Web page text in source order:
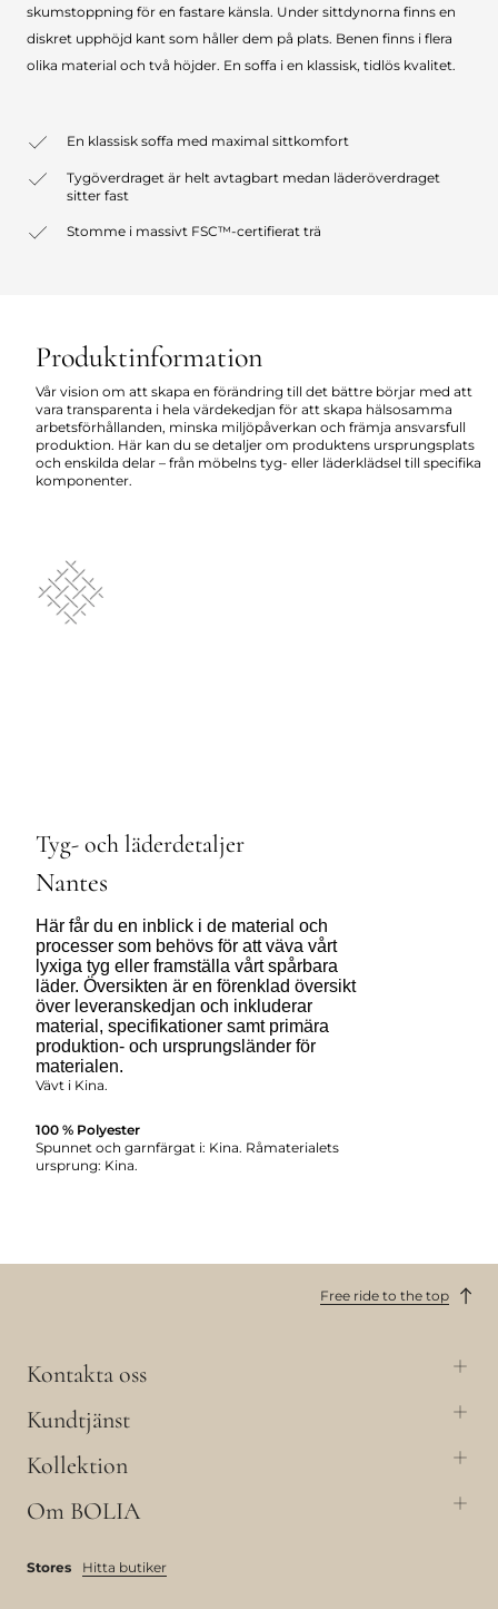
skumstoppning för en fastare känsla. Under sittdynorna finns en
diskret upphöjd kant som håller dem på plats. Benen finns i flera
olika material och två höjder. En soffa i en klassisk, tidlös kvalitet.
En klassisk soffa med maximal sittkomfort
Tygöverdraget är helt avtagbart medan läderöverdraget
sitter fast
Stomme i massivt FSC™-certifierat trä
Produktinformation
Vår vision om att skapa en förändring till det bättre börjar med att
vara transparenta i hela värdekedjan för att skapa hälsosamma
arbetsförhållanden, minska miljöpåverkan och främja ansvarsfull
produktion. Här kan du se detaljer om produktens ursprungsplats
och enskilda delar – från möbelns tyg- eller läderklädsel till specifika
komponenter.
Tyg- och läderdetaljer
Nantes
Här får du en inblick i de material och
processer som behövs för att väva vårt
lyxiga tyg eller framställa vårt spårbara
läder. Översikten är en förenklad översikt
över leveranskedjan och inkluderar
material, specifikationer samt primära
produktion- och ursprungsländer för
materialen.
Vävt i Kina.
100 % Polyester
Spunnet och garnfärgat i: Kina. Råmaterialets
ursprung: Kina.
Free ride to the top
Kontakta oss
Kundtjänst
Kollektion
Om BOLIA
Stores Hitta butiker